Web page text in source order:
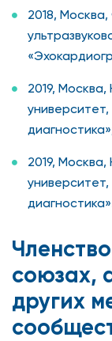
2018,
2019,
2019,
университет,
союзах,
других